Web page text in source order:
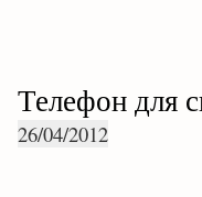
Телефон для
26/04/2012